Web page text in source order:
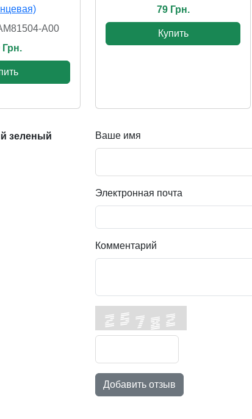
A00
Грн.
79 Грн.
Купить
зеленый Ваше имя
Электронная почта
Комментарий
Добавить отзыв